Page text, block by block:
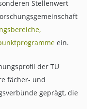
Stellenwert
ein.
der TU
fächer- und
geprägt, die